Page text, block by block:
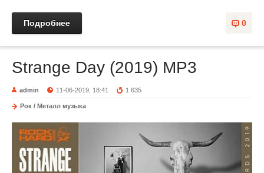
0
Подробнее
Strange Day (2019) MP3
admin 11-06-2019, 18:41 1 635
Рок / Металл музыка